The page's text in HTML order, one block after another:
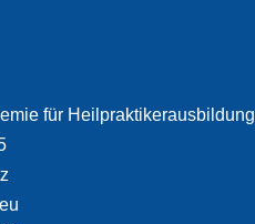
für Heilpraktikerausbildung